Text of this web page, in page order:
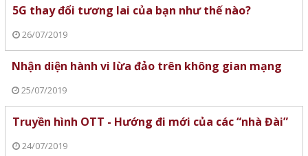
5G thay đổi tương lai của bạn như thế nào?
26/07/2019
Nhận diện hành vi lừa đảo trên không gian mạng
25/07/2019
Truyền hình OTT - Hướng đi mới của các “nhà Đài”
24/07/2019